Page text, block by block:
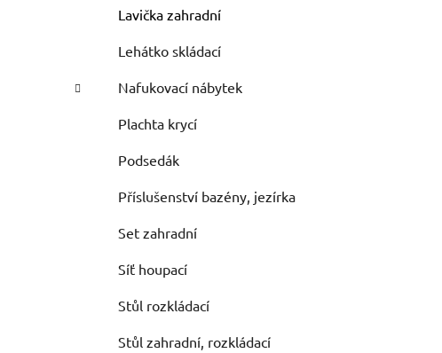
Lavička zahradní
Lehátko skládací
Nafukovací nábytek
Plachta krycí
Podsedák
Příslušenství bazény, jezírka
Set zahradní
Síť houpací
Stůl rozkládací
Stůl zahradní, rozkládací